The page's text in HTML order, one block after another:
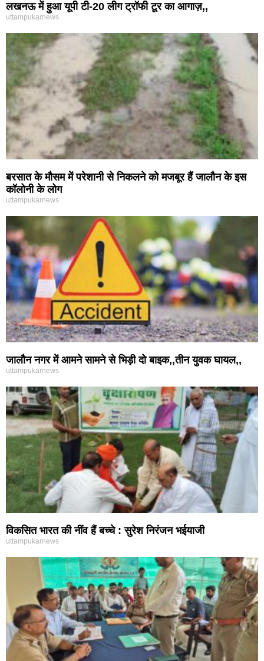
लखनऊ में हुआ यूपी टी-20 लीग ट्रॉफी टूर का आगाज़,,
uttampukarnews
बरसात के मौसम में परेशानी से निकलने को मजबूर हैं जालौन के इस
कॉलोनी के लोग
uttampukarnews
जालौन नगर में आमने सामने से भिड़ी दो बाइक,,तीन युवक घायल,,
uttampukarnews
विकसित भारत की नींव हैं बच्चे : सुरेश निरंजन भईयाजी
uttampukarnews